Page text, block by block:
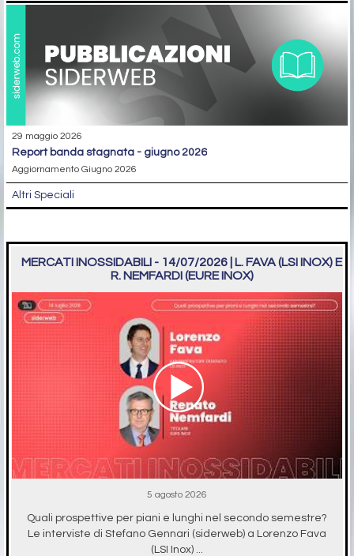
29 maggio 2026
report banda stagnata - giugno 2026
Aggiornamento Giugno 2026
Altri Speciali
MERCATI INOSSIDABILI - 14/07/2026 | L. FAVA (LSI INOX) E
R. NEMFARDI (EURE INOX)
5 agosto 2026
Quali prospettive per piani e lunghi nel secondo semestre?
Le interviste di Stefano Gennari (siderweb) a Lorenzo Fava
(LSI Inox) ...